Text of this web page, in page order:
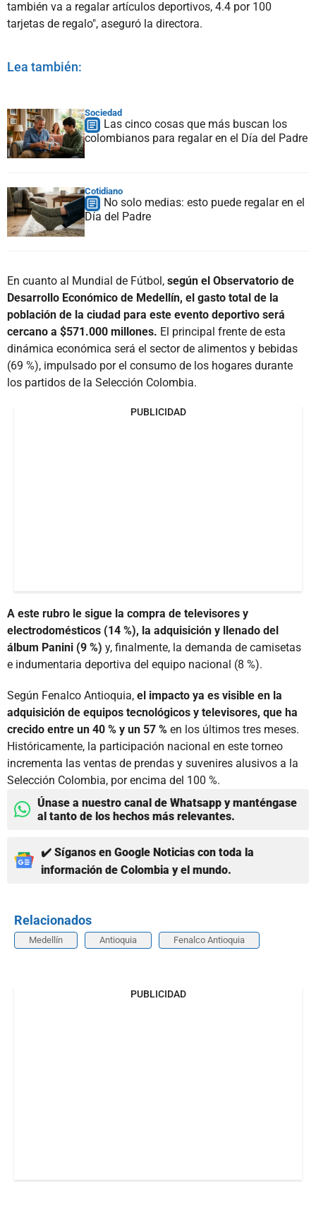
también va a regalar artículos deportivos, 4.4 por 100
tarjetas de regalo", aseguró la directora.
Lea también:
Sociedad
Las cinco cosas que más buscan los
colombianos para regalar en el Día del Padre
Cotidiano
No solo medias: esto puede regalar en el
Día del Padre
En cuanto al Mundial de Fútbol, según el Observatorio de
Desarrollo Económico de Medellín, el gasto total de la
población de la ciudad para este evento deportivo será
cercano a $571.000 millones. El principal frente de esta
dinámica económica será el sector de alimentos y bebidas
(69 %), impulsado por el consumo de los hogares durante
los partidos de la Selección Colombia.
PUBLICIDAD
A este rubro le sigue la compra de televisores y
electrodomésticos (14 %), la adquisición y llenado del
álbum Panini (9 %) y, finalmente, la demanda de camisetas
e indumentaria deportiva del equipo nacional (8 %).
Según Fenalco Antioquia, el impacto ya es visible en la
adquisición de equipos tecnológicos y televisores, que ha
crecido entre un 40 % y un 57 % en los últimos tres meses.
Históricamente, la participación nacional en este torneo
incrementa las ventas de prendas y suvenires alusivos a la
Selección Colombia, por encima del 100 %.
Únase a nuestro canal de Whatsapp y manténgase
al tanto de los hechos más relevantes.
✔️ Síganos en Google Noticias con toda la
información de Colombia y el mundo.
Relacionados
Medellín Antioquia Fenalco Antioquia
PUBLICIDAD